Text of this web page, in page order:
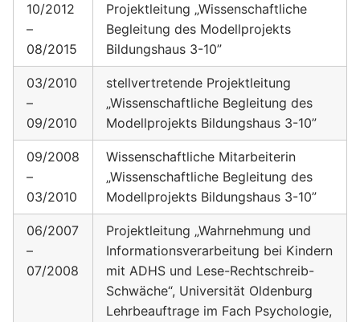
10/2012
–
08/2015
Projektleitung „Wissenschaftliche
Begleitung des Modellprojekts
Bildungshaus 3-10”
03/2010
–
09/2010
stellvertretende Projektleitung
„Wissenschaftliche Begleitung des
Modellprojekts Bildungshaus 3-10”
09/2008
–
03/2010
Wissenschaftliche Mitarbeiterin
„Wissenschaftliche Begleitung des
Modellprojekts Bildungshaus 3-10”
06/2007
–
07/2008
Projektleitung „Wahrnehmung und
Informationsverarbeitung bei Kindern
mit ADHS und Lese-Rechtschreib-
Schwäche“, Universität Oldenburg
Lehrbeauftrage im Fach Psychologie,